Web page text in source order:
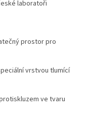
laboratoři
prostor pro
vrstvou tlumící
ve tvaru